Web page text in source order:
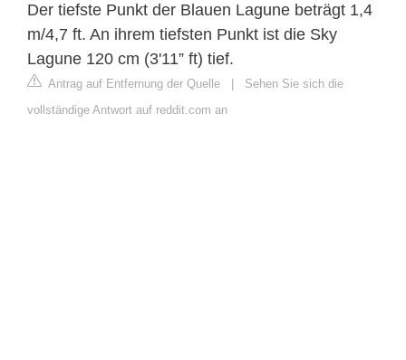
Der tiefste Punkt der Blauen Lagune beträgt 1,4
m/4,7 ft. An ihrem tiefsten Punkt ist die Sky
Lagune 120 cm (3'11” ft) tief.
Antrag auf Entfernung der Quelle | Sehen Sie sich die
vollständige Antwort auf reddit.com an